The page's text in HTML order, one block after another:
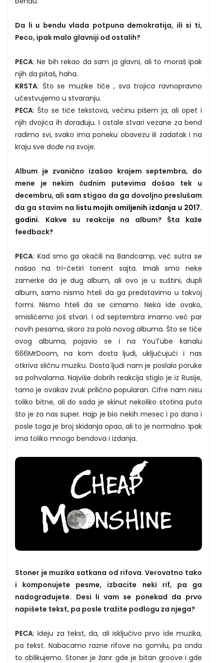
Da li u bendu vlada potpuna demokratija, ili si ti,
Peco, ipak malo glavniji od ostalih?
PECA: Ne bih rekao da sam ja glavni, ali to moraš ipak
njih da pitaš, haha.
KRSTA: Što se muzike tiče , sva trojica ravnopravno
učestvujemo u stvaranju.
PECA: Što se tiče tekstova, većinu pišem ja, ali opet i
njih dvojica ih dorađuju. I ostale stvari vezane za bend
radimo svi, svako ima poneku obavezu ili zadatak i na
kraju sve dođe na svoje.
Album je zvanično izašao krajem septembra, do
mene je nekim čudnim putevima došao tek u
decembru, ali sam stigao da ga dovoljno preslušam
da ga stavim na listu mojih omiljenih izdanja u 2017.
godini. Kakve su reakcije na album? Šta kaže
feedback?
PECA: Kad smo ga okačili na Bandcamp, već sutra se
našao na tri-četiri torrent sajta. Imali smo neke
zamerke da je dug album, ali ovo je u suštini, dupli
album, samo nismo hteli da ga predstavimo u takvoj
formi. Nismo hteli da se cimamo. Neka ide ovako,
smislićemo još stvari. I od septembra imamo već par
novih pesama, skoro za pola novog albuma. Što se tiče
ovog albuma, pojavio se i na YouTube kanalu
666MrDoom, na kom dosta ljudi, uključujući i nas
otkriva sličnu muziku. Dosta ljudi nam je poslalo poruke
sa pohvalama. Najviše dobrih reakcija stiglo je iz Rusije,
tamo je ovakav zvuk prilično popularan. Cifre nam nisu
toliko bitne, ali do sada je skinut nekoliko stotina puta
što je za nas super. Hajp je bio nekih mesec i po dana i
posle toga je broj skidanja opao, ali to je normalno. Ipak
ima toliko mnogo bendova i izdanja.
Stoner je muzika satkana od rifova. Verovatno tako
i komponujete pesme, izbacite neki rif, pa ga
nadograđujete. Desi li vam se ponekad da prvo
napišete tekst, pa posle tražite podlogu za njega?
PECA: Ideju za tekst, da, ali isključivo prvo ide muzika,
pa tekst. Nabacamo razne rifove na gomilu, pa onda
to oblikujemo. Stoner je žanr gde je bitan groove i gde